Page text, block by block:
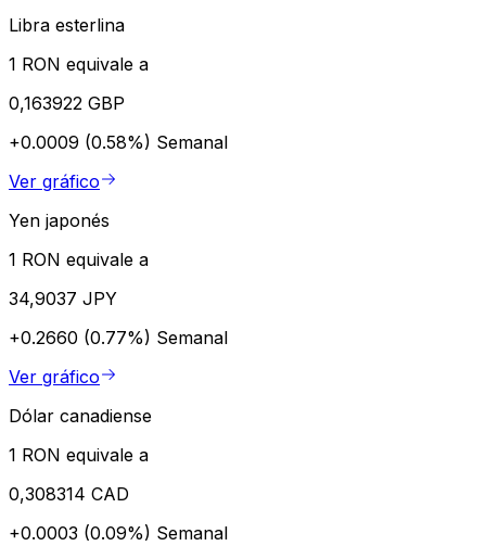
Libra esterlina
1 RON equivale a
0,163922 GBP
+0.0009 (0.58%) Semanal
Ver gráfico
Yen japonés
1 RON equivale a
34,9037 JPY
+0.2660 (0.77%) Semanal
Ver gráfico
Dólar canadiense
1 RON equivale a
0,308314 CAD
+0.0003 (0.09%) Semanal